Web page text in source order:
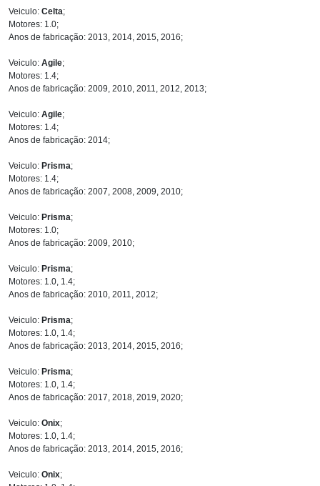
Veiculo: Celta;
Motores: 1.0;
Anos de fabricação: 2013, 2014, 2015, 2016;
Veiculo: Agile;
Motores: 1.4;
Anos de fabricação: 2009, 2010, 2011, 2012, 2013;
Veiculo: Agile;
Motores: 1.4;
Anos de fabricação: 2014;
Veiculo: Prisma;
Motores: 1.4;
Anos de fabricação: 2007, 2008, 2009, 2010;
Veiculo: Prisma;
Motores: 1.0;
Anos de fabricação: 2009, 2010;
Veiculo: Prisma;
Motores: 1.0, 1.4;
Anos de fabricação: 2010, 2011, 2012;
Veiculo: Prisma;
Motores: 1.0, 1.4;
Anos de fabricação: 2013, 2014, 2015, 2016;
Veiculo: Prisma;
Motores: 1.0, 1.4;
Anos de fabricação: 2017, 2018, 2019, 2020;
Veiculo: Onix;
Motores: 1.0, 1.4;
Anos de fabricação: 2013, 2014, 2015, 2016;
Veiculo: Onix;